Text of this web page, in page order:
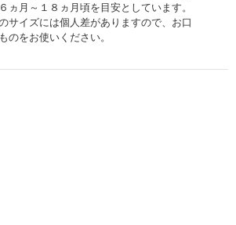
ヵ月～１８ヵ月頃を目安としています。
サイズには個人差がありますので、お口
のをお使いください。